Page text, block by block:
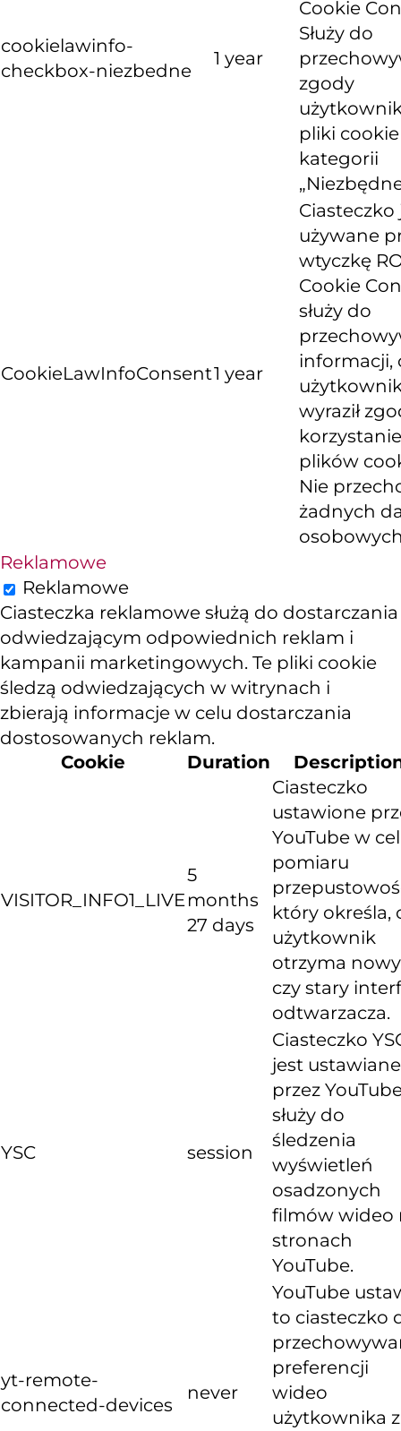
cookielawinfo-
checkbox-niezbedne
1 year
Cookie
Służy do
zgody
pliki
kategorii
CookieLawInfoConsent1 year
Ciasteczko
używane
wtyczkę
Cookie
służy do
informacji,
wyraził
plików
Nie
żadnych
Reklamowe
Reklamowe
Ciasteczka reklamowe służą do dostarczania
odwiedzającym odpowiednich reklam i
kampanii marketingowych. Te pliki cookie
śledzą odwiedzających w witrynach i
zbierają informacje w celu dostarczania
dostosowanych reklam.
Cookie
Duration
VISITOR_INFO1_LIVE
5
months
27 days
Ciasteczko
ustawione
YouTube w
pomiaru
który określa,
użytkownik
otrzyma
czy stary
odtwarzacza.
YSC session
Ciasteczko
jest ustawiane
przez
służy do
śledzenia
wyświetleń
osadzonych
filmów wideo
stronach
YouTube.
yt-remote-
connected-devices
never
YouTube
to ciasteczko
preferencji
wideo
użytkownika